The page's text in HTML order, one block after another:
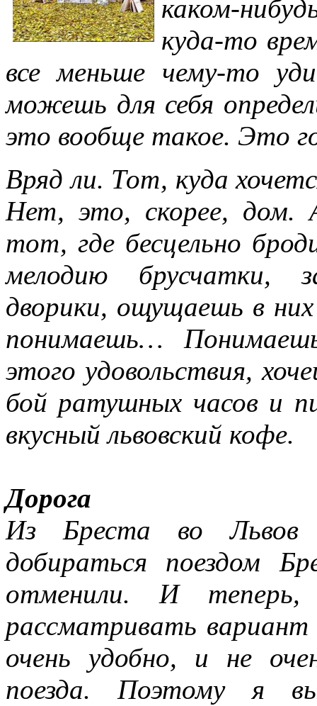
каком-
куда-то
все меньше чему-то
можешь для себя
это вообще такое. Это
Вряд ли. Тот, куда
Нет, это, скорее,
тот, где бесцельно
мелодию брусчатки,
дворики, ощущаешь в
понимаешь…
этого удовольствия,
бой ратушных часов и
вкусный львовский кофе.
Дорога
Из Бреста во Львов
добираться поездом
отменили. И
рассматривать вариант
очень удобно, и не
поезда. Поэтому я